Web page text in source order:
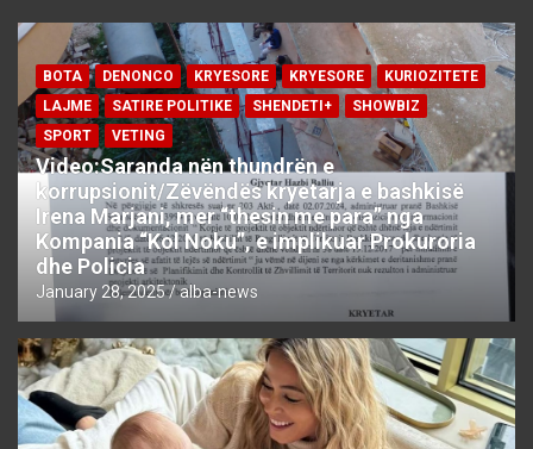
BOTA DENONCO KRYESORE KRYESORE
KURIOZITETE
LAJME
SATIRE POLITIKE SHENDETI+
SHOWBIZ
SPORT
VETING
Video:Saranda nën thundrën e
korrupsionit/Zëvëndës kryetarja e bashkisë
Irena Marjani, mer “thesin me para” nga
Kompania “Kol Noku”, e implikuar Prokuroria
dhe Policia
January 28, 2025 alba-news